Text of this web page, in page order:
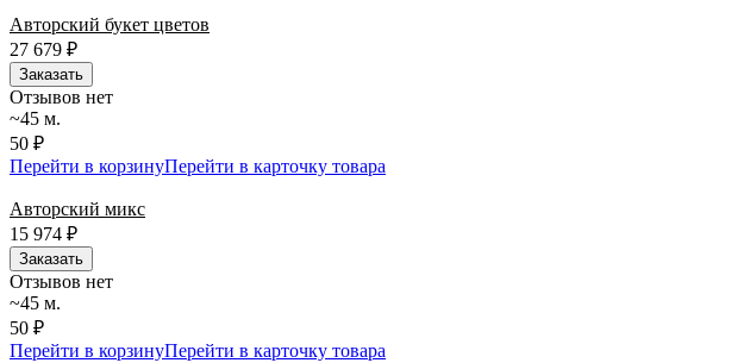
Авторский букет цветов
27 679 ₽
Заказать
Отзывов нет
~45 м.
50 ₽
Перейти в корзинуПерейти в карточку товара
Авторский микс
15 974 ₽
Заказать
Отзывов нет
~45 м.
50 ₽
Перейти в корзинуПерейти в карточку товара